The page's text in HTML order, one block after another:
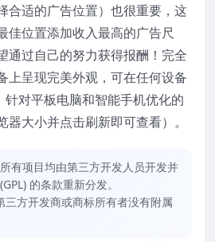
合适的广告位置）也很重要，这
佳位置添加收入最高的广告尺
通过自己的努力获得报酬！完全
上呈现完美外观，可在任何设备
针对平板电脑和智能手机优化的
大小并点击刷新即可查看）。
有项目均由第三方开发人员开发并
的条款重新分发。
方开发商或商标所有者没有附属